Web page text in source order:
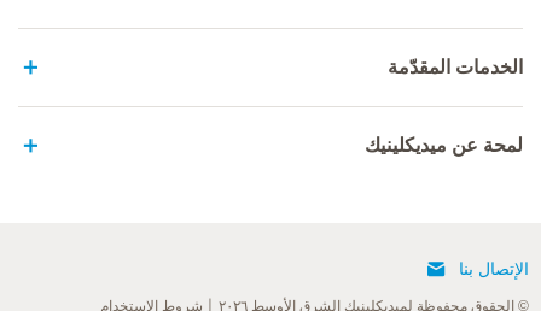
الخدمات المقدّمة
لمحة عن ميديكلينيك
الإتصال بنا
© الحقوق محفوظة لميديكلينيك الشرق الأوسط ٢٠٢٦ شروط الاستخدام